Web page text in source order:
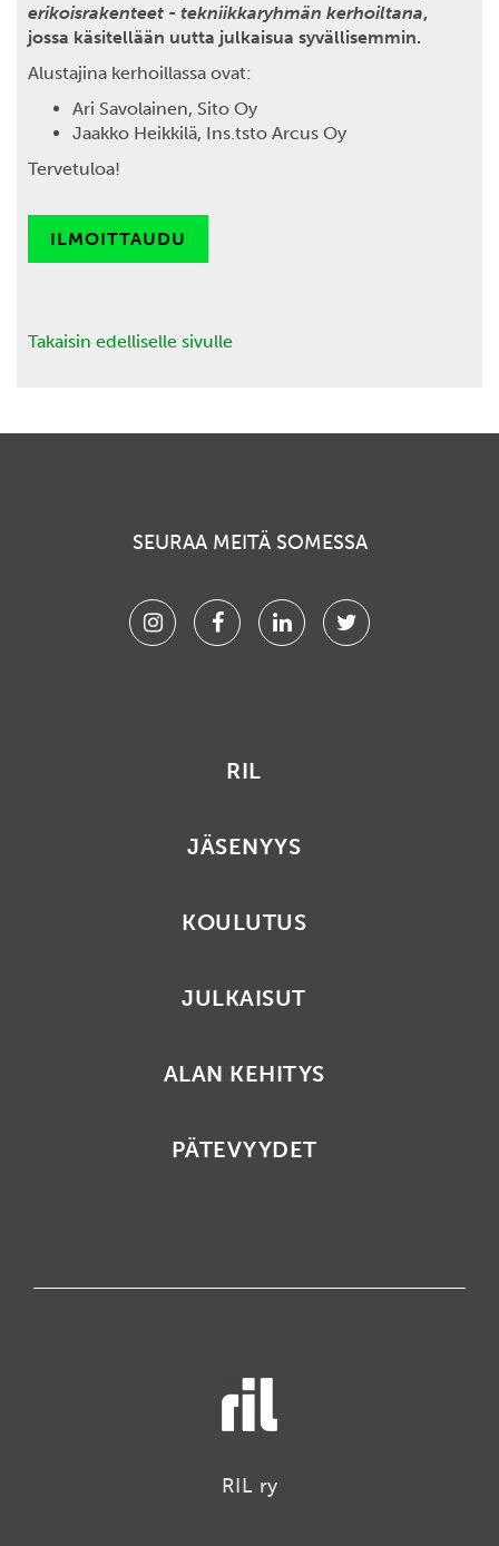
erikoisrakenteet - tekniikkaryhmän kerhoiltana,
jossa käsitellään uutta julkaisua syvällisemmin.
Alustajina kerhoillassa ovat:
Ari Savolainen, Sito Oy
Jaakko Heikkilä, Ins.tsto Arcus Oy
Tervetuloa!
ILMOITTAUDU
Takaisin edelliselle sivulle
SEURAA MEITÄ SOMESSA
InstagramFacebookLinkedinTwitter
RIL
JÄSENYYS
KOULUTUS
JULKAISUT
ALAN KEHITYS
PÄTEVYYDET
RIL ry